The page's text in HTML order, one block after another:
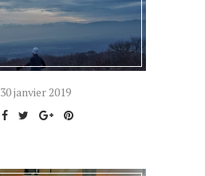
30 janvier 2019